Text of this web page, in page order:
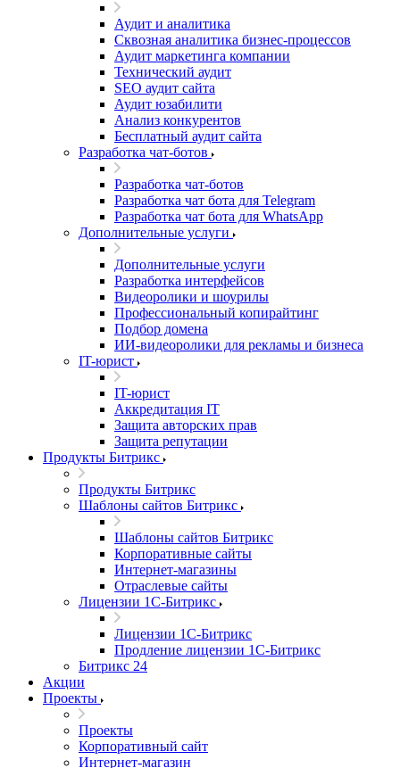
Аудит и аналитика
Сквозная аналитика бизнес-процессов
Аудит маркетинга компании
Технический аудит
SEO аудит сайта
Аудит юзабилити
Анализ конкурентов
Бесплатный аудит сайта
Разработка чат-ботов
Разработка чат-ботов
Разработка чат бота для Telegram
Разработка чат бота для WhatsApp
Дополнительные услуги
Дополнительные услуги
Разработка интерфейсов
Видеоролики и шоурилы
Профессиональный копирайтинг
Подбор домена
ИИ-видеоролики для рекламы и бизнеса
IT-юрист
IT-юрист
Аккредитация IT
Защита авторских прав
Защита репутации
Продукты Битрикс
Продукты Битрикс
Шаблоны сайтов Битрикс
Шаблоны сайтов Битрикс
Корпоративные сайты
Интернет-магазины
Отраслевые сайты
Лицензии 1С-Битрикс
Лицензии 1С-Битрикс
Продление лицензии 1С-Битрикс
Битрикс 24
Акции
Проекты
Проекты
Корпоративный сайт
Интернет-магазин